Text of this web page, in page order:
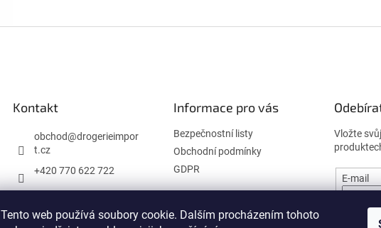
Tento web používá soubory cookie. Dalším procházením tohoto
Kontakt
obchod@drogerieimpor
t.cz
+420 770 622 722
Informace pro vás
Bezpečnostní listy
Obchodní podmínky
GDPR
Vložte
E-mail